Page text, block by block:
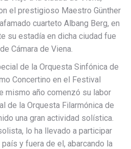
el prestigioso Maestro Günther
cuarteto Albang Berg, en
su estadía en dicha ciudad fue
Cámara de Viena.
de la Orquesta Sinfónica de
Concertino en el Festival
mismo año comenzó su labor
de la Orquesta Filarmónica de
una gran actividad solística.
lo ha llevado a participar
y fuera de el, abarcando la